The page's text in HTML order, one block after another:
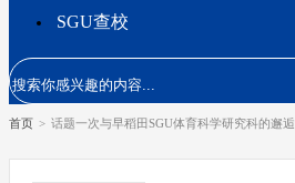
SGU查校
首页 > 话题一次与早稻田SGU体育科学研究科的邂